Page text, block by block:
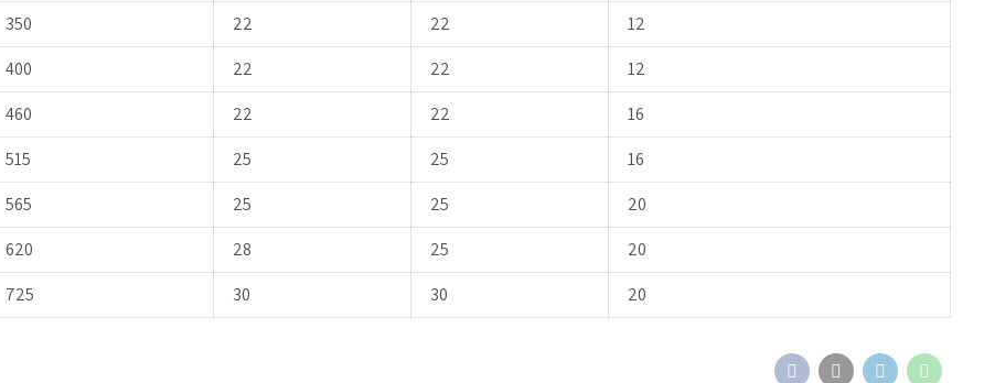
350 22 22
12
400 22 22
12
460 22 22
16
515 25 25
16
565 25 25
20
620 28 25
20
725 30 30 20